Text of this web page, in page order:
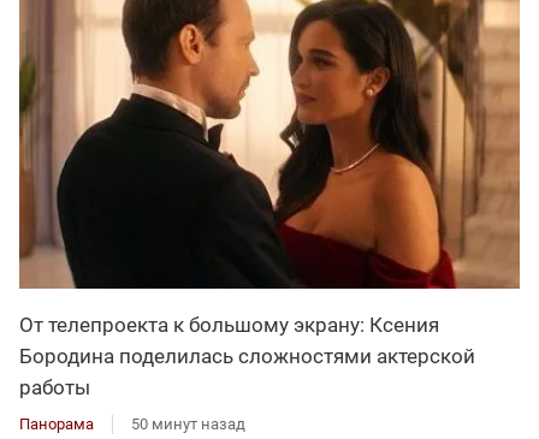
От телепроекта к большому экрану: Ксения
Бородина поделилась сложностями актерской
работы
Панорама 50 минут назад